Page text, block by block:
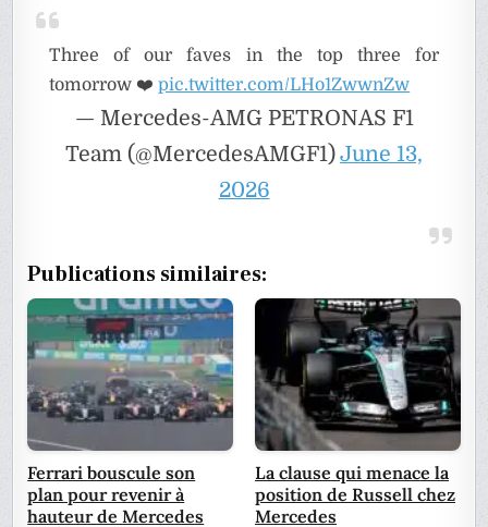
Three of our faves in the top three for
tomorrow ❤️pic.twitter.com/LHo1ZwwnZw
— Mercedes-AMG PETRONAS F1
Team (@MercedesAMGF1)June 13,
2026
Publications similaires:
Ferrari bouscule son
plan pour revenir à
hauteur de Mercedes
La clause qui menace la
position de Russell chez
Mercedes